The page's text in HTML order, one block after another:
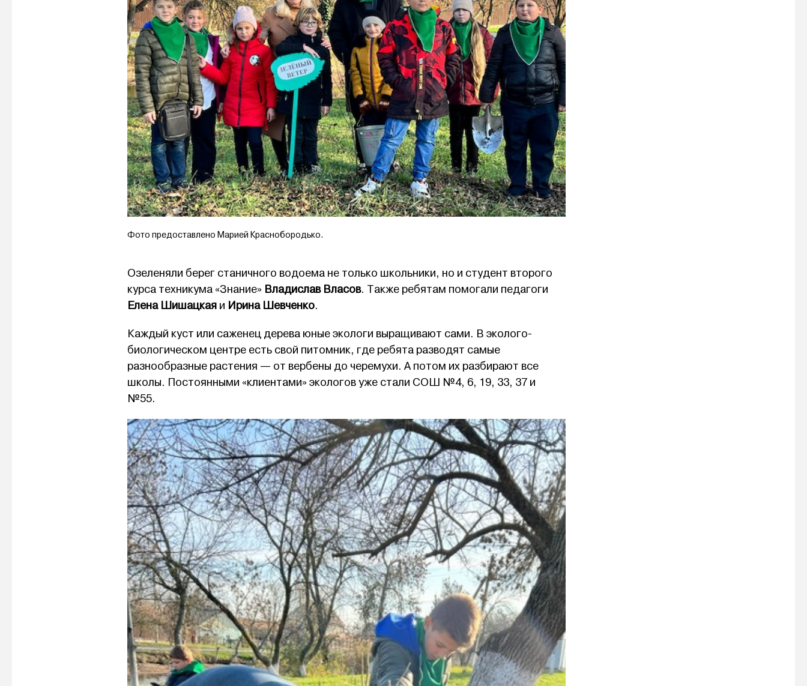
Фото предоставлено Марией Краснобородько.
Озеленяли берег станичного водоема не только школьники, но и студент второго
курса техникума «Знание» Владислав Власов. Также ребятам помогали педагоги
Елена Шишацкая и Ирина Шевченко.
Каждый куст или саженец дерева юные экологи выращивают сами. В эколого-
биологическом центре есть свой питомник, где ребята разводят самые
разнообразные растения — от вербены до черемухи. А потом их разбирают все
школы. Постоянными «клиентами» экологов уже стали СОШ №4, 6, 19, 33, 37 и
№55.